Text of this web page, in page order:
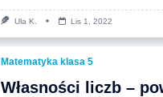
Ula K. Lis 1, 2022
Matematyka klasa 5
Własności liczb –